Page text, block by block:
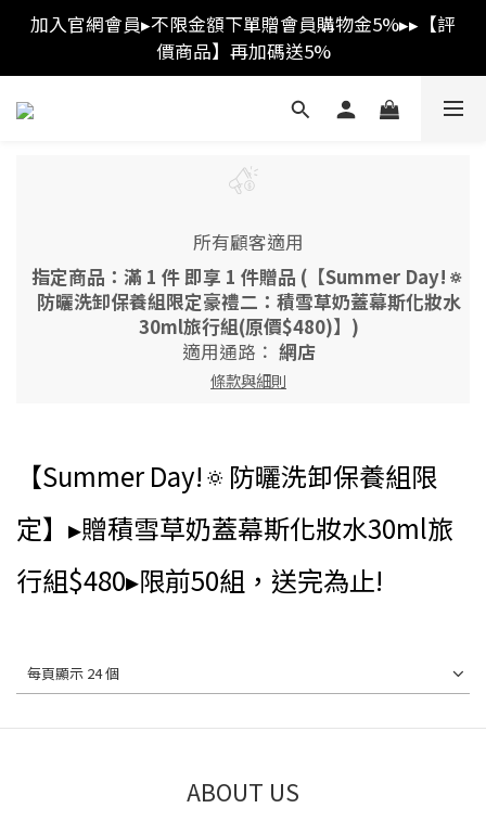
消費金額滿$3,000免運費
加入官網會員▸不限金額下單贈會員購物金5%▸▸【評
價商品】再加碼送5%
消費金額滿$3,000免運費
所有顧客適用
指定商品：滿 1 件 即享 1 件贈品 (【Summer Day!🔅
防曬洗卸保養組限定豪禮二：積雪草奶蓋幕斯化妝水
30ml旅行組(原價$480)】)
適用通路： 網店
條款與細則
【Summer Day!🔅防曬洗卸保養組限
定】▸贈積雪草奶蓋幕斯化妝水30ml旅
行組$480▸限前50組，送完為止!
每頁顯示 24 個
ABOUT US